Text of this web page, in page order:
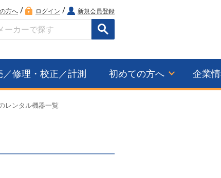
方へ / ログイン / 新規会員登録
／修理・校正／計測 初めての方へ 企業
レンタル機器一覧